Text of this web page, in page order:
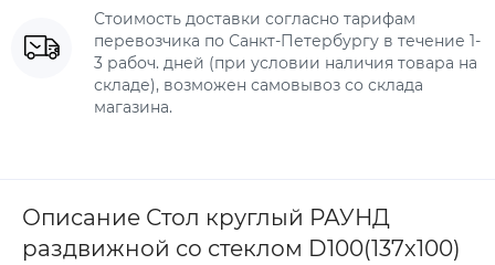
Стоимость доставки согласно тарифам
перевозчика по Санкт-Петербургу в течение 1-
3 рабоч. дней (при условии наличия товара на
складе), возможен самовывоз со склада
магазина.
Описание Стол круглый РАУНД
раздвижной со стеклом D100(137х100)